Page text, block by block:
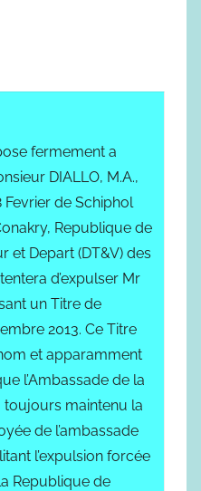
fermement a
DIALLO, M.A.,
de Schiphol
Republique de
et Depart (DT&V) des
d’expulser Mr
un Titre de
2013. Ce Titre
et apparamment
l’Ambassade de la
toujours maintenu la
de l’ambassade
l’expulsion forcée
Republique de